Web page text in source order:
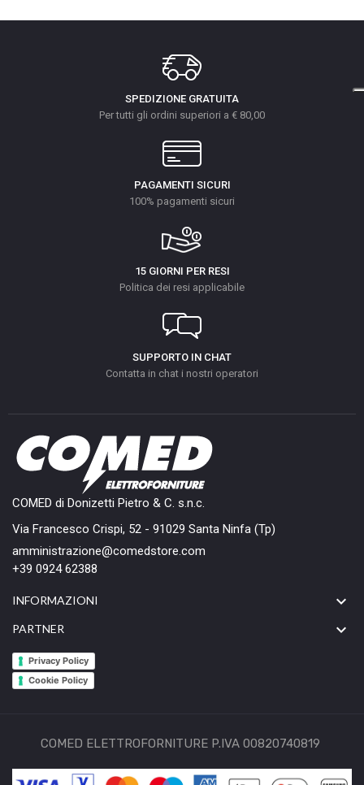
SPEDIZIONE GRATUITA
Per tutti gli ordini superiori a € 80,00
PAGAMENTI SICURI
100% pagamenti sicuri
15 GIORNI PER RESI
Politica dei resi applicabile
SUPPORTO IN CHAT
Contatta in chat i nostri operatori
COMED di Donizetti Pietro & C. s.n.c.
Via Francesco Crispi, 52 - 91029 Santa Ninfa (Tp)
amministrazione@comedstore.com
+39 0924 62388
INFORMAZIONI 
PARTNER 
Privacy Policy
Cookie Policy
COMED ELETTROFORNITURE P.IVA 00820740819